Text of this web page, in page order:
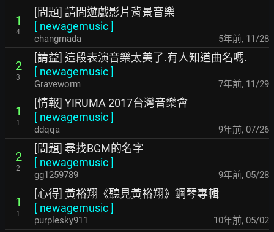
1
4
[問題] 請問遊戲影片背景音樂
[ newagemusic]
changmada 5年前, 11/28
2
3
[請益] 這段表演音樂太美了.有人知道曲名嗎.
[ newagemusic]
Graveworm 7年前, 11/29
1
1
[情報] YIRUMA 2017台灣音樂會
[ newagemusic]
ddqqa 9年前, 07/26
2
2
[問題] 尋找BGM的名字
[ newagemusic]
gg1259789 9年前, 05/28
1
1
[心得] 黃裕翔《聽見黃裕翔》鋼琴專輯
[ newagemusic]
purplesky911 10年前, 05/02